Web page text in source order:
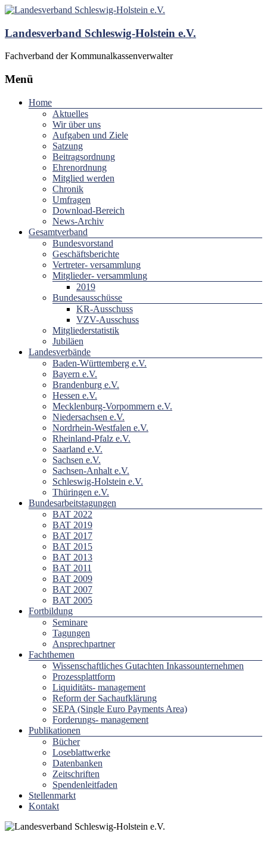
Landesverband Schleswig-Holstein e.V.
Fachverband der Kommunalkassenverwalter
Menü
Home
Aktuelles
Wir über uns
Aufgaben und Ziele
Satzung
Beitragsordnung
Ehrenordnung
Mitglied werden
Chronik
Umfragen
Download-Bereich
News-Archiv
Gesamtverband
Bundesvorstand
Geschäftsberichte
Vertreter- versammlung
Mitglieder- versammlung
2019
Bundesausschüsse
KR-Ausschuss
VZV-Ausschuss
Mitgliederstatistik
Jubiläen
Landesverbände
Baden-Württemberg e.V.
Bayern e.V.
Brandenburg e.V.
Hessen e.V.
Mecklenburg-Vorpommern e.V.
Niedersachsen e.V.
Nordrhein-Westfalen e.V.
Rheinland-Pfalz e.V.
Saarland e.V.
Sachsen e.V.
Sachsen-Anhalt e.V.
Schleswig-Holstein e.V.
Thüringen e.V.
Bundesarbeitstagungen
BAT 2022
BAT 2019
BAT 2017
BAT 2015
BAT 2013
BAT 2011
BAT 2009
BAT 2007
BAT 2005
Fortbildung
Seminare
Tagungen
Ansprechpartner
Fachthemen
Wissenschaftliches Gutachten Inkassounternehmen
Prozessplattform
Liquiditäts- management
Reform der Sachaufklärung
SEPA (Single Euro Payments Area)
Forderungs- management
Publikationen
Bücher
Loseblattwerke
Datenbanken
Zeitschriften
Spendenleitfaden
Stellenmarkt
Kontakt